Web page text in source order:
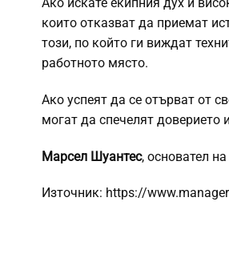
Ако искате екипния дух и
които отказват да приемат
този, по който ги виждат
работното място.
Ако успеят да се отърват от
могат да спечелят доверието
Марсел Шуантес, основател на
Източник: https://